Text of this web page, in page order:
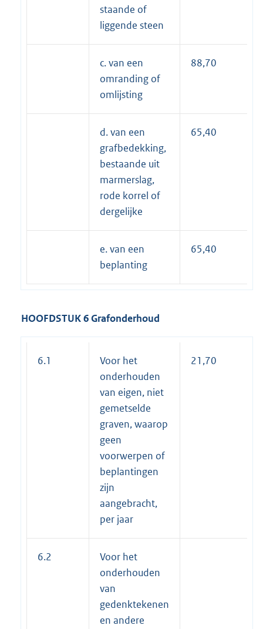
staande of
liggende steen
c. van een
omranding of
omlijsting
88,70
d. van een
grafbedekking,
bestaande uit
marmerslag,
rode korrel of
dergelijke
65,40
e. van een
beplanting
65,40
HOOFDSTUK 6 Grafonderhoud
6.1
Voor het
onderhouden
van eigen, niet
gemetselde
graven, waarop
geen
voorwerpen of
beplantingen
zijn
aangebracht,
per jaar
21,70
6.2
Voor het
onderhouden
van
gedenktekenen
en andere